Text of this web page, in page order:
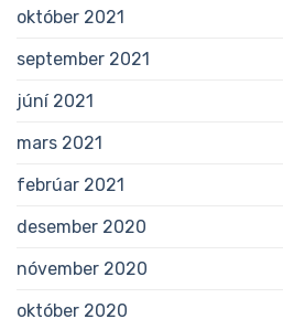
október 2021
september 2021
júní 2021
mars 2021
febrúar 2021
desember 2020
nóvember 2020
október 2020